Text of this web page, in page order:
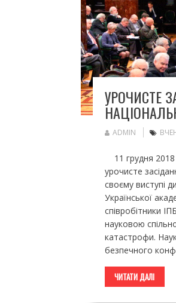
УРОЧИСТЕ
ADMIN
11 грудня 2018
урочисте
своєму виступі
Української
співробітники
науковою
катастрофи.
безпечного
ЧИТАТИ ДАЛІ